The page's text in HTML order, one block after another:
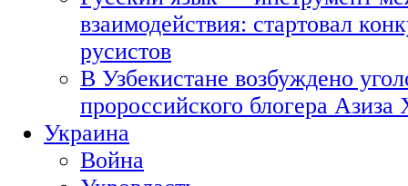
взаимодействия: стартовал
русистов
В Узбекистане возбуждено
пророссийского блогера Азиза
Украина
Война